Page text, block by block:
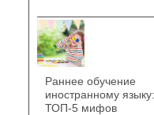
Раннее обучение
иностранному языку:
ТОП-5 мифов